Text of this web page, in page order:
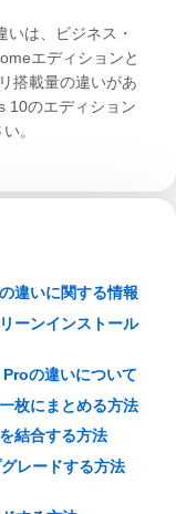
は、ビジネス・
エディションと
搭載量の違いがあ
10のエディション
。
違いに関する情報
ーンインストール
の違いについて
枚にまとめる方法
結合する方法
レードする方法